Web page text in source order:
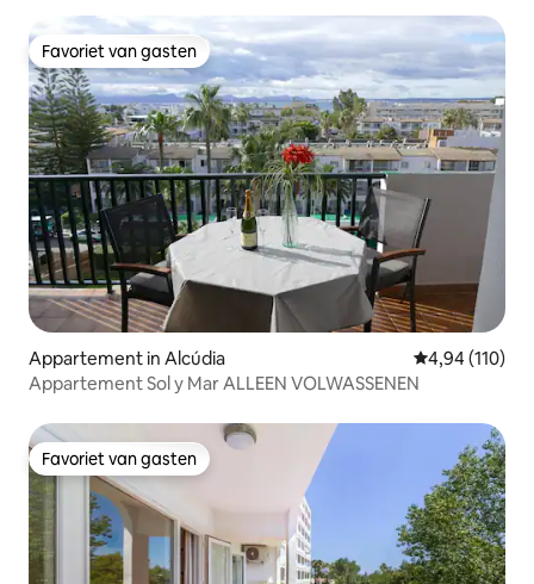
Favoriet van gasten
Favoriet van gasten
Appartement in Alcúdia Gemiddelde
4,94 (110)
Appartement Sol y Mar ALLEEN VOLWASSENEN
Favoriet van gasten
Favoriet van gasten